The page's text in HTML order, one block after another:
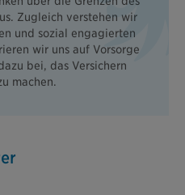
Zugleich verstehen wir
und sozial engagierten
wir uns auf Vorsorge
bei, das Versichern
machen.